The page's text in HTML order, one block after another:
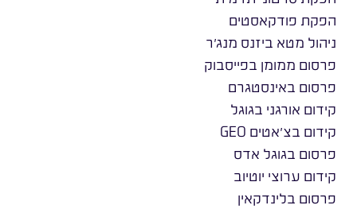
הפקת פודקאסטים
ניהול מטא ביזנס מנג׳ר
פרסום ממומן בפייסבוק
פרסום באינסטגרם
קידום אורגני בגוגל
קידום בצ׳אטים GEO
פרסום בגוגל אדס
קידום ערוצי יוטיוב
פרסום בלינדקאין